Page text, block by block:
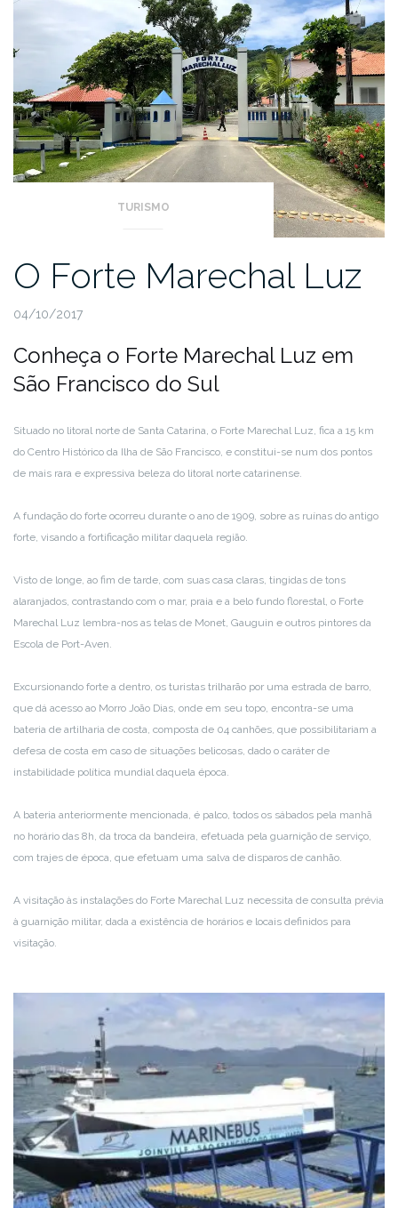
TURISMO
O Forte Marechal Luz
04/10/2017
Conheça o Forte Marechal Luz em
São Francisco do Sul
Situado no litoral norte de Santa Catarina, o Forte Marechal Luz, fica a 15 km
do Centro Histórico da Ilha de São Francisco, e constitui-se num dos pontos
de mais rara e expressiva beleza do litoral norte catarinense.
A fundação do forte ocorreu durante o ano de 1909, sobre as ruínas do antigo
forte, visando a fortificação militar daquela região.
Visto de longe, ao fim de tarde, com suas casa claras, tingidas de tons
alaranjados, contrastando com o mar, praia e a belo fundo florestal, o Forte
Marechal Luz lembra-nos as telas de Monet, Gauguin e outros pintores da
Escola de Port-Aven.
Excursionando forte a dentro, os turistas trilharão por uma estrada de barro,
que dá acesso ao Morro João Dias, onde em seu topo, encontra-se uma
bateria de artilharia de costa, composta de 04 canhões, que possibilitariam a
defesa de costa em caso de situações belicosas, dado o caráter de
instabilidade política mundial daquela época.
A bateria anteriormente mencionada, é palco, todos os sábados pela manhã
no horário das 8h, da troca da bandeira, efetuada pela guarnição de serviço,
com trajes de época, que efetuam uma salva de disparos de canhão.
A visitação às instalações do Forte Marechal Luz necessita de consulta prévia
à guarnição militar, dada a existência de horários e locais definidos para
visitação.